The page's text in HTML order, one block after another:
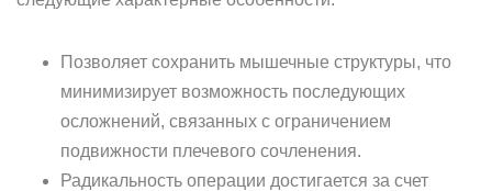
Позволяет сохранить мышечные структуры, что
минимизирует возможность последующих
осложнений, связанных с ограничением
подвижности плечевого сочленения.
Радикальность операции достигается за счет